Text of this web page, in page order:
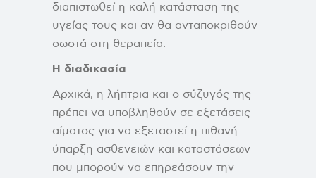
διαπιστωθεί η καλή κατάσταση της
υγείας τους και αν θα ανταποκριθούν
σωστά στη θεραπεία.
Η διαδικασία
Αρχικά, η λήπτρια και ο σύζυγός της
πρέπει να υποβληθούν σε εξετάσεις
αίματος για να εξεταστεί η πιθανή
ύπαρξη ασθενειών και καταστάσεων
που μπορούν να επηρεάσουν την